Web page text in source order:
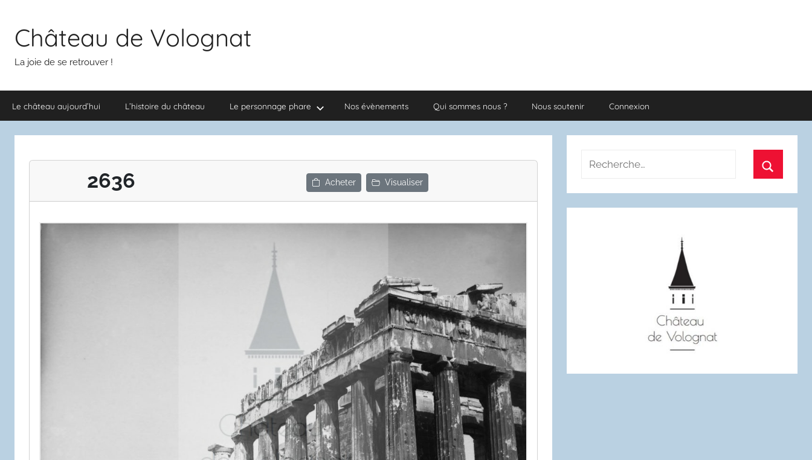
contenuChâteau de Volognat
La joie de se retrouver !
Le château aujourd’hui L’histoire du château Le personnage phare Nos évènements Qui sommes nous ? Nous soutenir Connexion
2636 Acheter Visualiser
Recherche
: